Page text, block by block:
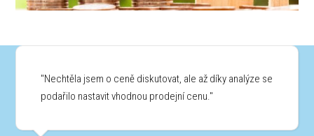
"Nechtěla jsem o ceně diskutovat, ale až díky analýze se
podařilo nastavit vhodnou prodejní cenu."